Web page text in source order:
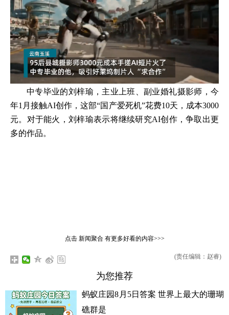
中专毕业的刘梓瑜，主业上班、副业婚礼摄影师，今
年1月接触AI创作，这部“国产爱死机”花费10天，成本3000
元。对于能火，刘梓瑜表示将继续研究AI创作，争取出更
多的作品。
点击 新闻聚合有更多好看的内容>>>
(责任编辑：赵睿)
为您推荐
蚂蚁庄园8月5日答案 世界上最大的珊瑚
礁群是